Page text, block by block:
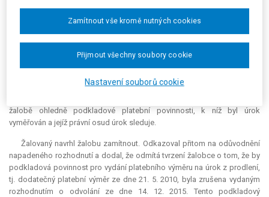
na úrok z prodlení představoval nepřiměřený postup správce daně, který
významnou platební povinností, která sledovala osud sporného cla.
zřetelem ke všem okolnostem věci měl a mohl žalovaný vyčkat s
žalobě ohledně podkladové platební povinnosti, k níž byl úrok
vyměřován a jejíž právní osud úrok sleduje.
Žalovaný navrhl žalobu zamítnout. Odkazoval přitom na odůvodnění
napadeného rozhodnutí a dodal, že odmítá tvrzení žalobce o tom, že by
podkladová povinnost pro vydání platebního výměru na úrok z prodlení,
tj. dodatečný platební výměr ze dne 21. 5. 2010, byla zrušena vydaným
rozhodnutím o odvolání ze dne 14. 12. 2015. Tento podkladový
Nastavení souborů cookie
Zamítnout vše kromě nutných cookies
Přijmout všechny soubory cookie